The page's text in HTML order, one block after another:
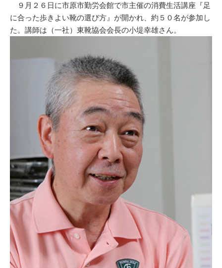
９月２６日に市原市勤労会館で市主催の消費生活講座『足
に合った歩きよい靴の選び方』が開かれ、約５０名が参加し
た。講師は（一社）東靴協会会長の小堤幸雄さん。